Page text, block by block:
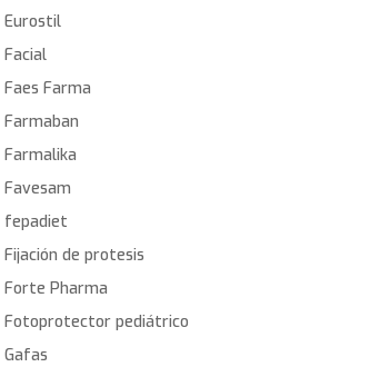
Eurostil
Facial
Faes Farma
Farmaban
Farmalika
Favesam
fepadiet
Fijación de protesis
Forte Pharma
Fotoprotector pediátrico
Gafas